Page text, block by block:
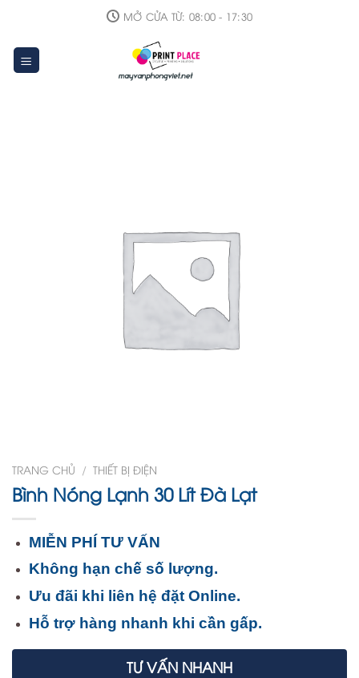
content
MỞ CỬA TỪ: 08:00 - 17:30
TRANG CHỦ / THIẾT BỊ ĐIỆN
Bình Nóng Lạnh 30 Lít Đà Lạt
MIỄN PHÍ TƯ VẤN
Không hạn chế số lượng.
Ưu đãi khi liên hệ đặt Online.
Hỗ trợ hàng nhanh khi cần gấp.
TƯ VẤN NHANH